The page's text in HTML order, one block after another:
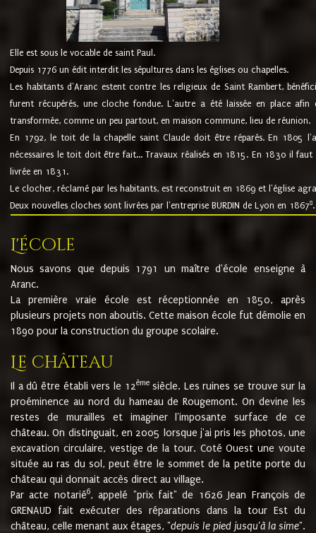
Elle est sous le vocable de saint Paul.
Depuis 1776 un édit interdit les sépultures dans les églises ou chapelles.
Les habitants d'Aranc estent contre les religieux de Saint Rambert,
furent récupérés, une cloche fondue. L'autre a été laissée en place
transformée, comme un peu partout, en maison commune, lieu de réunion.
En 1792, le toit de la chapelle saint Claude doit être réparés. En 1805
nécessaires le toit doit être fait... Travaux réalisés en 1815. En 1830 il
livrée en 1831.
Le clocher, réclamé par les habitants, est reconstruit en 1869 et l'église
Deux nouvelles cloches sont livrées par l'entreprise BURDIN de Lyon en 18678.
L'école
Nous savons que depuis 1791 un maître d'école enseigne à
Aranc.
La première vraie école est réceptionnée en 1850, après
plusieurs projets non aboutis. Cette maison école fut démolie en
1890 pour la construction du groupe scolaire.
Le château
Il a dû être établi vers le 12èmesiècle. Les ruines se trouve sur la
proéminence au nord du hameau de Rougemont. On devine les
restes de murailles et imaginer l'imposante surface de ce
château. On distinguait, en 2005 lorsque j'ai pris les photos, une
excavation circulaire, vestige de la tour. Coté Ouest une voute
située au ras du sol, peut être le sommet de la petite porte du
château qui donnait accès direct au village.
Par acte notarié6, appelé "prix fait" de 1626 Jean François de
GRENAUD fait exécuter des réparations dans la tour Est du
château, celle menant aux étages, "depuis le pied jusqu'à la sime".